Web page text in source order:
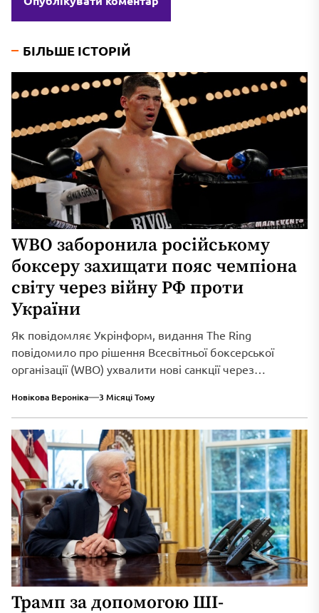
БІЛЬШЕ ІСТОРІЙ
WBO заборонила російському
боксеру захищати пояс чемпіона
світу через війну РФ проти
України
Як повідомляє Укрінформ, видання The Ring
повідомило про рішення Всесвітньої боксерської
організації (WBO) ухвалити нові санкції через
Новікова Вероніка 3 Місяці Тому
Трамп за допомогою ШІ-